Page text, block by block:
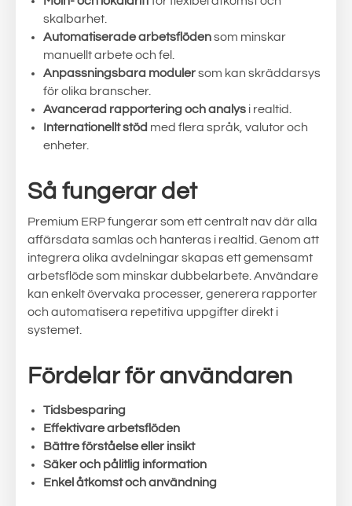
skalbarhet.
Automatiserade arbetsflödensom minskar
manuellt arbete och fel.
Anpassningsbara modulersom kan skräddarsys
för olika branscher.
Avancerad rapportering och analys i realtid.
Internationellt stöd med flera språk, valutor och
enheter.
Så fungerar det
Premium ERP fungerar som ett centralt nav där alla
affärsdata samlas och hanteras i realtid. Genom att
integrera olika avdelningar skapas ett gemensamt
arbetsflöde som minskar dubbelarbete. Användare
kan enkelt övervaka processer, generera rapporter
och automatisera repetitiva uppgifter direkt i
systemet.
Fördelar för användaren
Tidsbesparing
Effektivare arbetsflöden
Bättre förståelse eller insikt
Säker och pålitlig information
Enkel åtkomst och användning